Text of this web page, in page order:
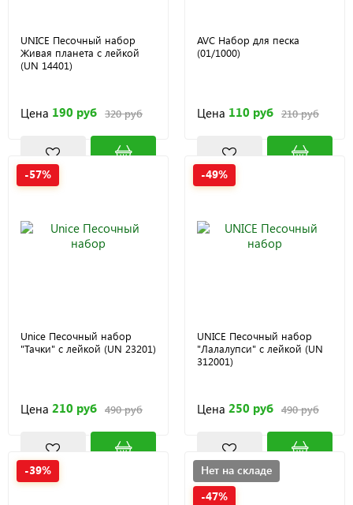
UNICE Песочный набор
Живая планета с лейкой
(UN 14401)
Цена 190 руб 320 руб
AVC Набор для песка
(01/1000)
Цена 110 руб 210 руб
-57%
Unice Песочный набор
"Тачки" с лейкой (UN 23201)
Цена 210 руб 490 руб
-49%
UNICE Песочный набор
"Лалалупси" с лейкой (UN
312001)
Цена 250 руб 490 руб
-39%
Нет на складе
-47%